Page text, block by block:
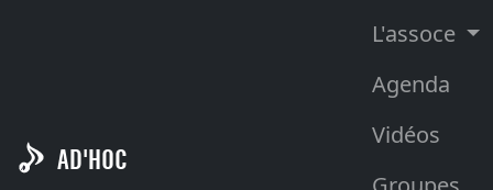
AD'HOC
L'assoce
Agenda
Vidéos